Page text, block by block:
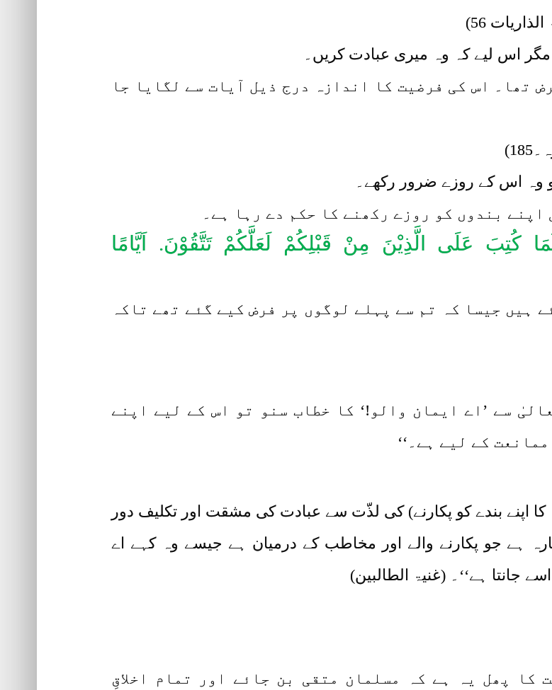
56)
مگر اس لیے کہ وہ میری عبادت کریں۔
تھا۔ اس کی فرضیت کا اندازہ درج ذیل آیات سے لگایا جا
وہ اس کے روزے ضرور رکھے۔
بندوں کو روزے رکھنے کا حکم دے رہا ہے۔
کُتِبَ عَلَی الَّذِیْنَ مِنْ قَبْلِکُمْ لَعَلَّکُمْ تَتَّقُوْنَ. اَیَّامًا
ہیں جیسا کہ تم سے پہلے لوگوں پر فرض کیے گئے تھے تاکہ
سے ’اے ایمان والو!‘ کا خطاب سنو تو اس کے لیے اپنے
کے لیے ہے۔‘‘
اپنے بندے کو پکارنے) کی لذّت سے عبادت کی مشقت اور تکلیف دور
ہے جو پکارنے والے اور مخاطب کے درمیان ہے جیسے وہ کہے اے
ہے‘‘۔ (غنیۃ الطالبین)
کا پھل یہ ہے کہ مسلمان متقی بن جائے اور تمام اخلاقِ